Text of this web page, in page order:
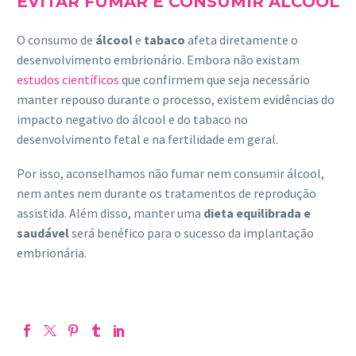
O consumo de álcoole tabaco afeta diretamente o
desenvolvimento embrionário. Embora não existam
estudos científicos que confirmem que seja necessário
manter repouso durante o processo, existem evidências do
impacto negativo do álcool e do tabaco no
desenvolvimento fetal e na fertilidade em geral.
Por isso, aconselhamos não fumar nem consumir álcool,
nem antes nem durante os tratamentos de reprodução
assistida. Além disso, manter uma dieta equilibrada e
saudávelserá benéfico para o sucesso da implantação
embrionária.